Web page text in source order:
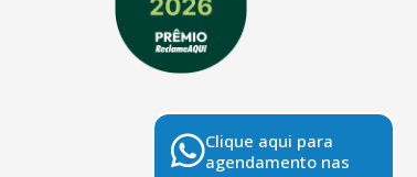
Clique aqui para
agendamento nas